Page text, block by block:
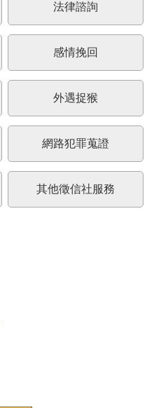
法律諮詢
感情挽回
外遇捉猴
網路犯罪蒐證
其他徵信社服務